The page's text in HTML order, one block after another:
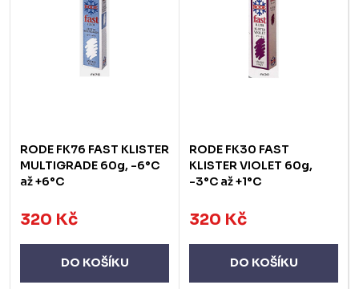
RODE FK76 FAST KLISTER
MULTIGRADE 60g, -6°C
až +6°C
320 Kč
DO KOŠÍKU
RODE FK30 FAST
KLISTER VIOLET 60g,
-3°C až +1°C
320 Kč
DO KOŠÍKU